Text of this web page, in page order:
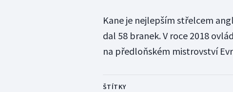
Kane je nejlepším střelcem
dal 58 branek. V roce 2018
na předloňském mistrovství
ŠTÍTKY